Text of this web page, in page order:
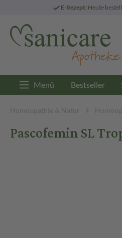
E-Rezept: Heute
Menü Bestseller
Homöopathie & Natur
Pascofemin SL